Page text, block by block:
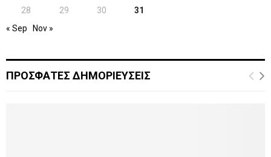
28 29 30
31
« Sep
Nov »
ΠΡΟΣΦΑΤΕΣ ΔΗΜΟΡΙΕΥΣΕΙΣ